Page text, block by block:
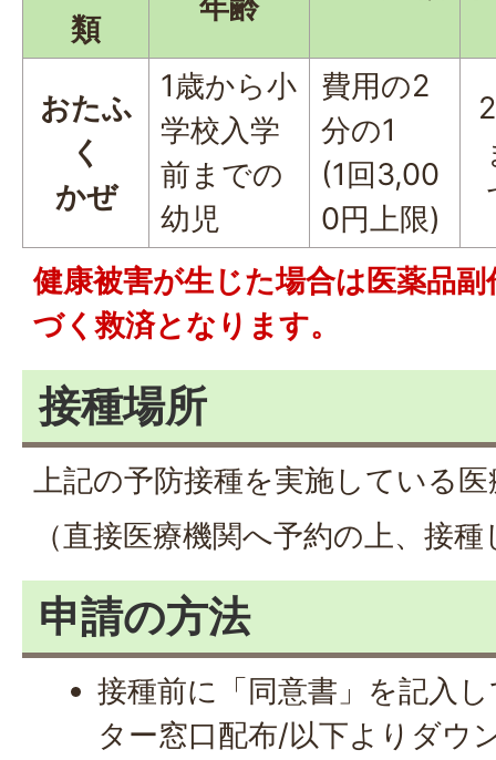
類
おたふ
く
かぜ
1歳から小
学校入学
前までの
幼児
費用の2
分の1
(1回3,00
0円上限)
健康被害が生じた場合は医薬品
づく救済となります。
接種場所
上記の予防接種を実施している医
（直接医療機関へ予約の上、接
申請の方法
接種前に「同意書」を記入
ター窓口配布/以下よりダウ